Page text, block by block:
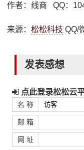
作者：线商 QQ：
来源：松松科技 QQ/
发表感想
点此登录松松云
名 称
邮 箱
网 址